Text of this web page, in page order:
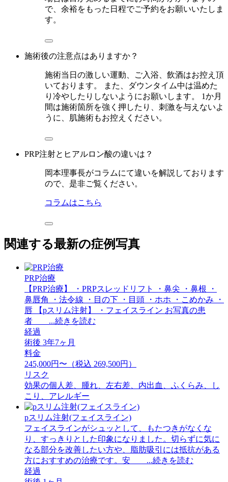
で、余裕をもった日程でご予約をお願いいたしま
す。
施術後の注意点はありますか？
施術当日の激しい運動、ご入浴、飲酒はお控え頂
いております。 また、ダウンタイム中は温めた
り冷やしたりしないようにお願いします。 1か月
間は施術箇所を強く押したり、刺激を与えないよ
うに、肌施術もお控えください。
PRP注射とヒアルロン酸の違いは？
岡本理事長がコラムにて違いを解説しております
ので、是非ご覧ください。
コラムはこちら
関連する最新の症例写真
PRP治療
【PRP治療】 ・PRPスレッドリフト ・鼻尖 ・鼻根 ・
鼻唇角 ・法令線 ・目の下 ・目頭 ・ホホ ・こめかみ ・
唇 【pスリム注射】 ・フェイスライン お写真の患
者 ...続きを読む
経過
術後 3年7ヶ月
料金
245,000円〜（税込 269,500円）
リスク
効果の個人差、腫れ、左右差、内出血、ふくらみ、し
こり、アレルギー
pスリム注射(フェイスライン)
フェイスラインがシュッとして、もたつきがなくな
り、すっきりとした印象になりました。切らずに気に
なる部分を改善したい方や、脂肪吸引には抵抗がある
方におすすめの治療です。安 ...続きを読む
経過